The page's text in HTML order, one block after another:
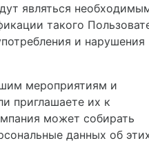
являться
такого
и нарушения
мероприятиям и
приглашаете их к
может собирать
данных об